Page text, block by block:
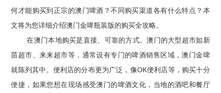
何才能购买到正宗的澳门啤酒？不同购买渠道各有什么特点？本
文将为您详细介绍澳门金啤瓶装版的购买全攻略。
在澳门本地购买是直接、可靠的方式。澳门的大型超市如新
苗超市、来来超市等，通常设有专门的啤酒销售区域，澳门金啤
就陈列其中。便利店的分布更为广泛，像OK便利店等，购买十分
便捷，如果您想在现场感受澳门的啤酒文化，当地的酒吧和餐厅